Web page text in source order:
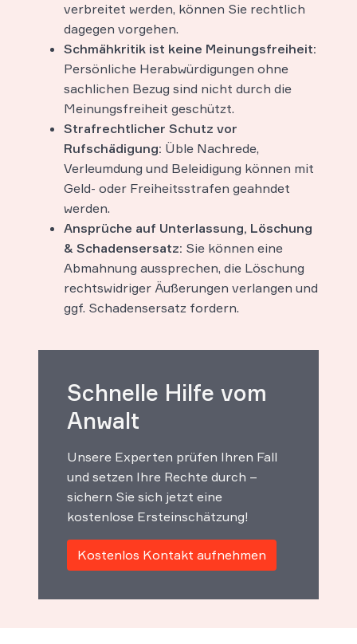
verbreitet werden, können Sie rechtlich
dagegen vorgehen.
Schmähkritik ist keine Meinungsfreiheit:
Persönliche Herabwürdigungen ohne
sachlichen Bezug sind nicht durch die
Meinungsfreiheit geschützt.
Strafrechtlicher Schutz vor
Rufschädigung: Üble Nachrede,
Verleumdung und Beleidigung können mit
Geld- oder Freiheitsstrafen geahndet
werden.
Ansprüche auf Unterlassung, Löschung
& Schadensersatz: Sie können eine
Abmahnung aussprechen, die Löschung
rechtswidriger Äußerungen verlangen und
ggf. Schadensersatz fordern.
Schnelle Hilfe vom
Anwalt
Unsere Experten prüfen Ihren Fall
und setzen Ihre Rechte durch –
sichern Sie sich jetzt eine
kostenlose Ersteinschätzung!
Kostenlos Kontakt aufnehmen